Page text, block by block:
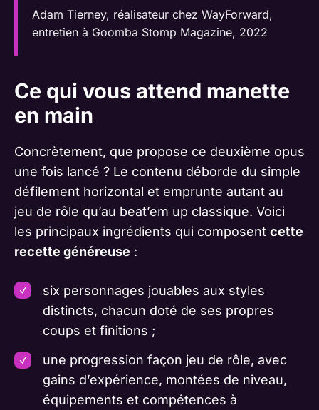
Adam Tierney, réalisateur chez WayForward,
entretien à Goomba Stomp Magazine, 2022
Ce qui vous attend manette
en main
Concrètement, que propose ce deuxième opus
une fois lancé ? Le contenu déborde du simple
défilement horizontal et emprunte autant au
jeu de rôle qu’au beat’em up classique. Voici
les principaux ingrédients qui composent cette
recette généreuse :
six personnages jouables aux styles
distincts, chacun doté de ses propres
coups et finitions ;
une progression façon jeu de rôle, avec
gains d’expérience, montées de niveau,
équipements et compétences à